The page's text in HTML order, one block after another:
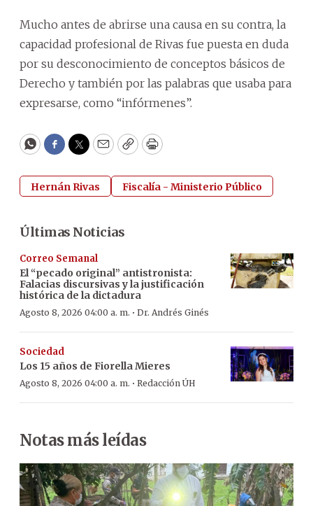
Mucho antes de abrirse una causa en su contra, la
capacidad profesional de Rivas fue puesta en duda
por su desconocimiento de conceptos básicos de
Derecho y también por las palabras que usaba para
expresarse, como “infórmenes”.
WhatsApp
Facebook
Twitter
EmailCopyPrint
Hernán Rivas Fiscalía - Ministerio Público
Últimas Noticias
Correo Semanal
El “pecado original” antistronista:
Falacias discursivas y la justificación
histórica de la dictadura
Agosto 8, 2026 04:00 a. m. · Dr. Andrés Ginés
Sociedad
Los 15 años de Fiorella Mieres
Agosto 8, 2026 04:00 a. m. · Redacción ÚH
Notas más leídas